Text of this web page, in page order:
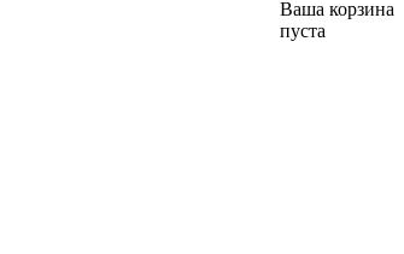
Ваша корзина
пуста